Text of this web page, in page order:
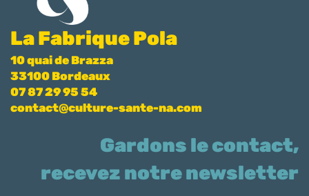
La Fabrique Pola
10 quai de Brazza
33100 Bordeaux
07 87 29 95 54
contact@culture-sante-na.com
Gardons le contact,
recevez notre newsletter